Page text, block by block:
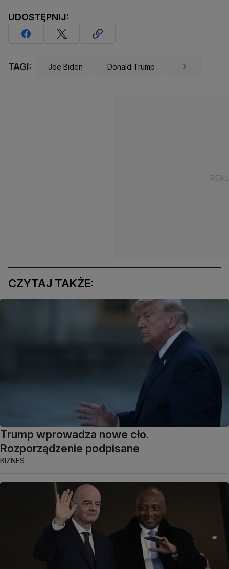
UDOSTĘPNIJ:
TAGI: Joe Biden Donald Trump
CZYTAJ TAKŻE:
Trump wprowadza nowe cło.
Rozporządzenie podpisane
BIZNES